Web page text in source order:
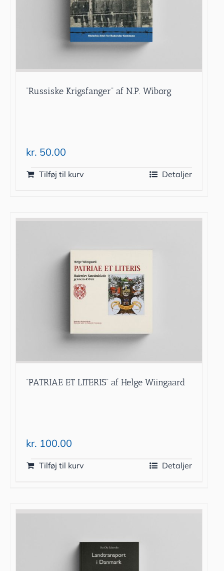
“Russiske Krigsfanger” af N.P. Wiborg
kr. 50.00
Tilføj til kurv Detaljer
“PATRIAE ET LITERIS” af Helge Wiingaard
kr. 100.00
Tilføj til kurv Detaljer